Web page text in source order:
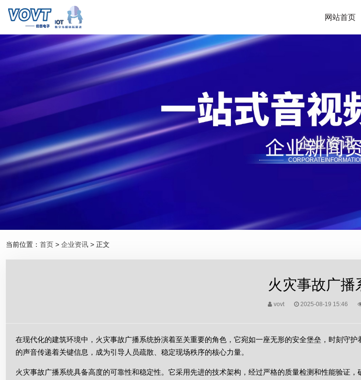
网站首页
企业资讯
当前位置： 首页 > 企业资讯 > 正文
火灾事故广播
vovt 2025-08-19 15:46
在现代化的建筑环境中，火灾事故广播系统扮演着至关重要的角色，它宛如一座无形的安全堡垒，时刻守
的声音传递着关键信息，成为引导人员疏散、稳定现场秩序的核心力量。
火灾事故广播系统具备高度的可靠性和稳定性。它采用先进的技术架构，经过严格的质量检测和性能验证